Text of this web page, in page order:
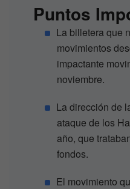
Puntos
La billetera que
movimientos
impactante
noviembre.
La dirección de
ataque de los
año, que
fondos.
El movimiento